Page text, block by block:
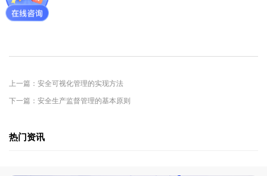
平。
上一篇：安全可视化管理的实现方法
下一篇：安全生产监督管理的基本原则
热门资讯